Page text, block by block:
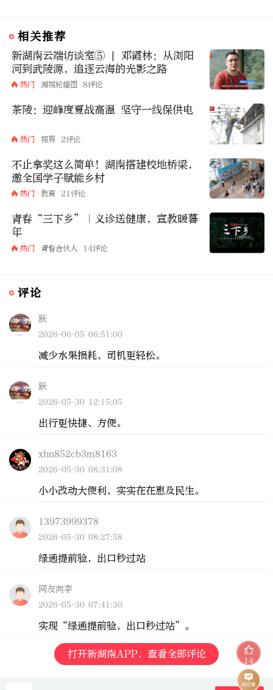
相关推荐
新湖南云端访谈室⑤ | 邓霞林：从浏阳
河到武陵源，追逐云海的光影之路
热门 湘视轮播图 8评论
茶陵：迎峰度夏战高温 坚守一线保供电
热门 视界 2评论
不止拿奖这么简单！湖南搭建校地桥梁，
邀全国学子赋能乡村
热门 教育 21评论
青春“三下乡”｜义诊送健康，宣教暖暮
年
热门 青春合伙人 14评论
评论
跃
2026-06-05 06:51:00
减少水果损耗，司机更轻松。
跃
2026-05-30 12:15:05
出行更快捷、方便。
xhn852cb3m8163
2026-05-30 08:31:08
小小改动大便利，实实在在惠及民生。
13973999378
2026-05-30 08:27:58
绿通提前验，出口秒过站
网友向李
2026-05-30 07:41:30
实现“绿通提前验，出口秒过站”。
打开新湖南APP，查看全部评论
14